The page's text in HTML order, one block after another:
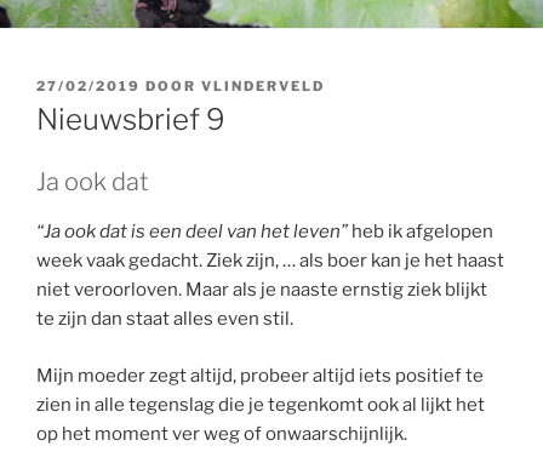
GEPLAATST
OP
27/02/2019 DOOR VLINDERVELD
Nieuwsbrief 9
Ja ook dat
“Ja ook dat is een deel van het leven” heb ik afgelopen
week vaak gedacht. Ziek zijn, … als boer kan je het haast
niet veroorloven. Maar als je naaste ernstig ziek blijkt
te zijn dan staat alles even stil.
Mijn moeder zegt altijd, probeer altijd iets positief te
zien in alle tegenslag die je tegenkomt ook al lijkt het
op het moment ver weg of onwaarschijnlijk.